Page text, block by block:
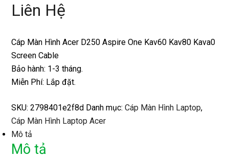
Liên Hệ
Cáp Màn Hình Acer D250 Aspire One Kav60 Kav80 Kava0
Screen Cable
Bảo hành: 1-3 tháng.
Miễn Phí: Lắp đặt.
SKU:2798401e2f8d Danh mục:Cáp Màn Hình Laptop,
Cáp Màn Hình Laptop Acer
Mô tả
Mô tả